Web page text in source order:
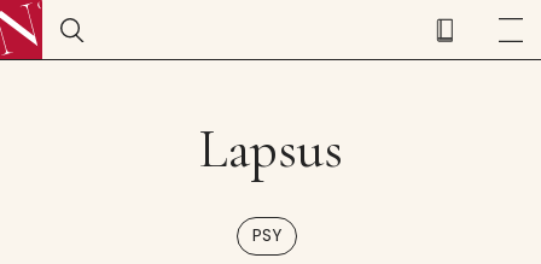
Lapsus
PSY